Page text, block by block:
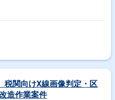
税関向けX線画像判定・区
造作業案件